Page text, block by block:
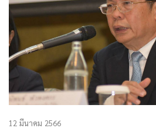
12 มีนาคม 2566